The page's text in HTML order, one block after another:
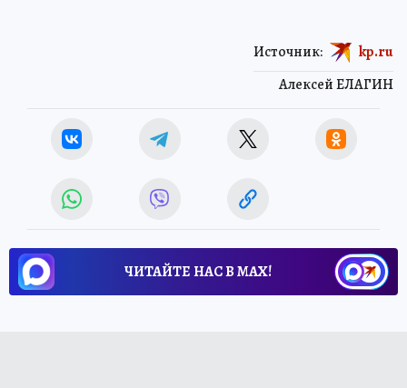
Алексей ЕЛАГИН
Источник: kp.ru
ЧИТАЙТЕ НАС В МАХ!